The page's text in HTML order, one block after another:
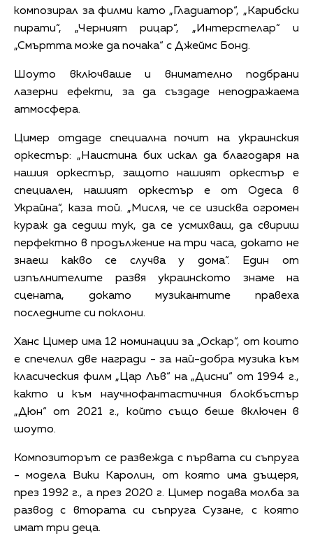
композирал за филми като „Гладиатор“, „Карибски
пирати“, „Черният рицар“, „Интерстелар“ и
„Смъртта може да почака“ с Джеймс Бонд.
Шоуто включваше и внимателно подбрани
лазерни ефекти, за да създаде неподражаема
атмосфера.
Цимер отдаде специална почит на украинския
оркестър: „Наистина бих искал да благодаря на
нашия оркестър, защото нашият оркестър е
специален, нашият оркестър е от Одеса в
Украйна“, каза той. „Мисля, че се изисква огромен
кураж да седиш тук, да се усмихваш, да свириш
перфектно в продължение на три часа, докато не
знаеш какво се случва у дома“. Един от
изпълнителите развя украинското знаме на
сцената, докато музикантите правеха
последните си поклони.
Ханс Цимер има 12 номинации за „Оскар“, от които
е спечелил две награди - за най-добра музика към
класическия филм „Цар Лъв“ на „Дисни“ от 1994 г.,
както и към научнофантастичния блокбъстър
„Дюн“ от 2021 г., който също беше включен в
шоуто.
Композиторът се развежда с първата си съпруга
- модела Вики Каролин, от която има дъщеря,
през 1992 г., а през 2020 г. Цимер подава молба за
развод с втората си съпруга Сузане, с която
имат три деца.